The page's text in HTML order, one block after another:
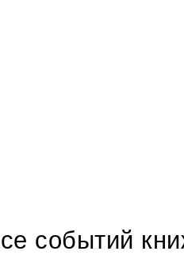
событий